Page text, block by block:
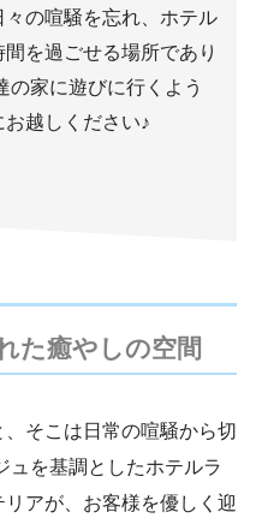
の喧騒を忘れ、ホテル
を過ごせる場所であり
の家に遊びに行くよう
越しください♪
た癒やしの空間
そこは日常の喧騒から切
ュを基調としたホテルラ
アが、お客様を優しく迎